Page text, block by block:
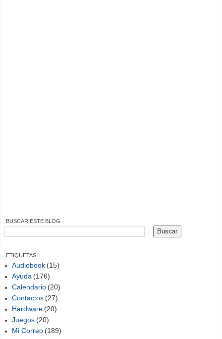
BUSCAR ESTE BLOG
ETIQUETAS
Audiobook (15)
Ayuda (176)
Calendario (20)
Contactos (27)
Hardware (20)
Juegos (20)
Mi Correo (189)